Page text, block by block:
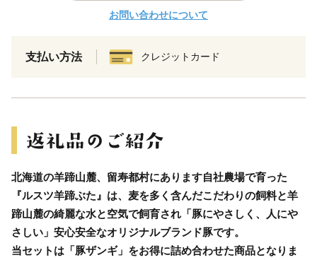
お問い合わせについて
支払い方法 クレジットカード
北海道の羊蹄山麓、留寿都村にあります自社農場で育った
『ルスツ羊蹄ぶた』は、麦を多く含んだこだわりの飼料と羊
蹄山麓の綺麗な水と空気で飼育され「豚にやさしく、人にや
さしい」安心安全なオリジナルブランド豚です。
当セットは「豚ザンギ」をお得に詰め合わせた商品となりま